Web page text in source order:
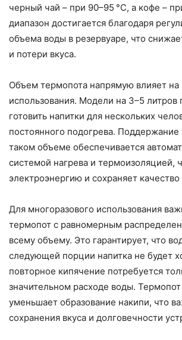
черный чай – при 90–95 °C, а кофе –
диапазон достигается благодаря
объема воды в резервуаре, что
и потери вкуса.
Объем термопота напрямую влияет на
использования. Модели на 3–5 литров
готовить напитки для нескольких
постоянного подогрева.
таком объеме обеспечивается
системой нагрева и термоизоляцией,
электроэнергию и сохраняет
Для многоразового использования
термопот с равномерным
всему объему. Это гарантирует, что
следующей порции напитка не будет
повторное кипячение потребуется
значительном расходе воды.
уменьшает образование накипи, что
сохранения вкуса и долговечности